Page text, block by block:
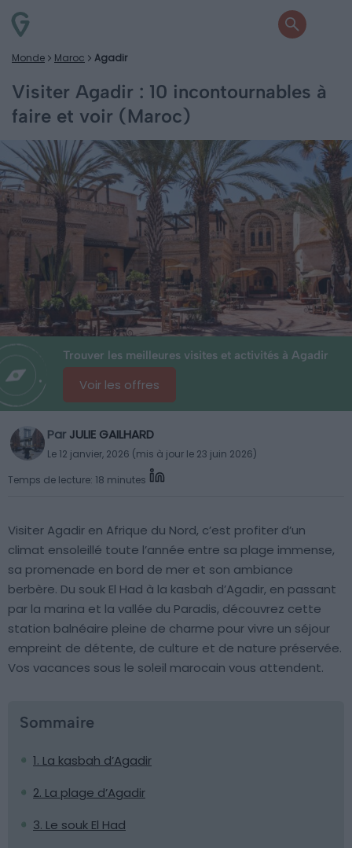
Monde Maroc Agadir
Visiter Agadir : 10 incontournables à
faire et voir (Maroc)
Trouver les meilleures visites et activités à Agadir
Voir les offres
Par JULIE GAILHARD
Le 12 janvier, 2026 (mis à jour le 23 juin 2026)
Temps de lecture: 18 minutes
Visiter Agadir en Afrique du Nord, c’est profiter d’un
climat ensoleillé toute l’année entre sa plage immense,
sa promenade en bord de mer et son ambiance
berbère. Du souk El Had à la kasbah d’Agadir, en passant
par la marina et la vallée du Paradis, découvrez cette
station balnéaire pleine de charme pour vivre un séjour
empreint de détente, de culture et de nature préservée.
Vos vacances sous le soleil marocain vous attendent.
Sommaire
1. La kasbah d’Agadir
2. La plage d’Agadir
3. Le souk El Had